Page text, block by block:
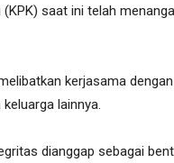
saat ini telah
kerjasama
lainnya.
dianggap sebagai